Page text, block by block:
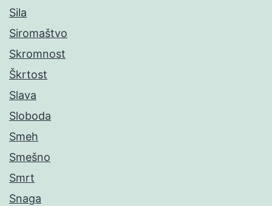
Sila
Siromaštvo
Skromnost
Škrtost
Slava
Sloboda
Smeh
Smešno
Smrt
Snaga